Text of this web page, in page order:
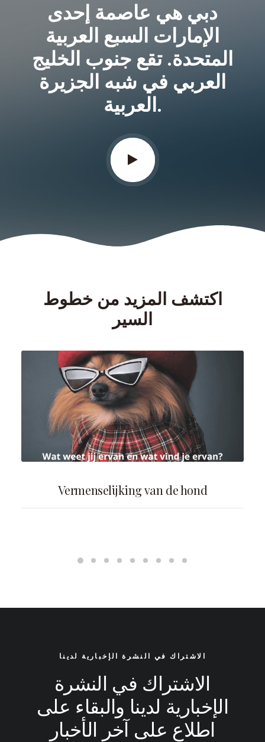
دبي هي عاصمة إحدى
الإمارات السبع العربية
المتحدة. تقع جنوب الخليج
العربي في شبه الجزيرة
العربية.
اكتشف المزيد من خطوط
السير
Vermenselijking van de hond
الاشتراك في النشرة الإخبارية لدينا
الاشتراك في النشرة
الإخبارية لدينا والبقاء على
اطلاع على آخر الأخبار